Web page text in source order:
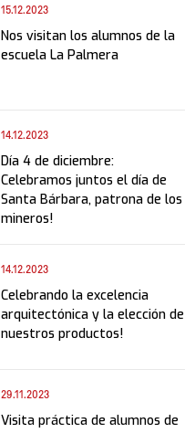
15.12.2023
Nos visitan los alumnos de la
escuela La Palmera
14.12.2023
Día 4 de diciembre:
Celebramos juntos el día de
Santa Bárbara, patrona de los
mineros!
14.12.2023
Celebrando la excelencia
arquitectónica y la elección de
nuestros productos!
29.11.2023
Visita práctica de alumnos de